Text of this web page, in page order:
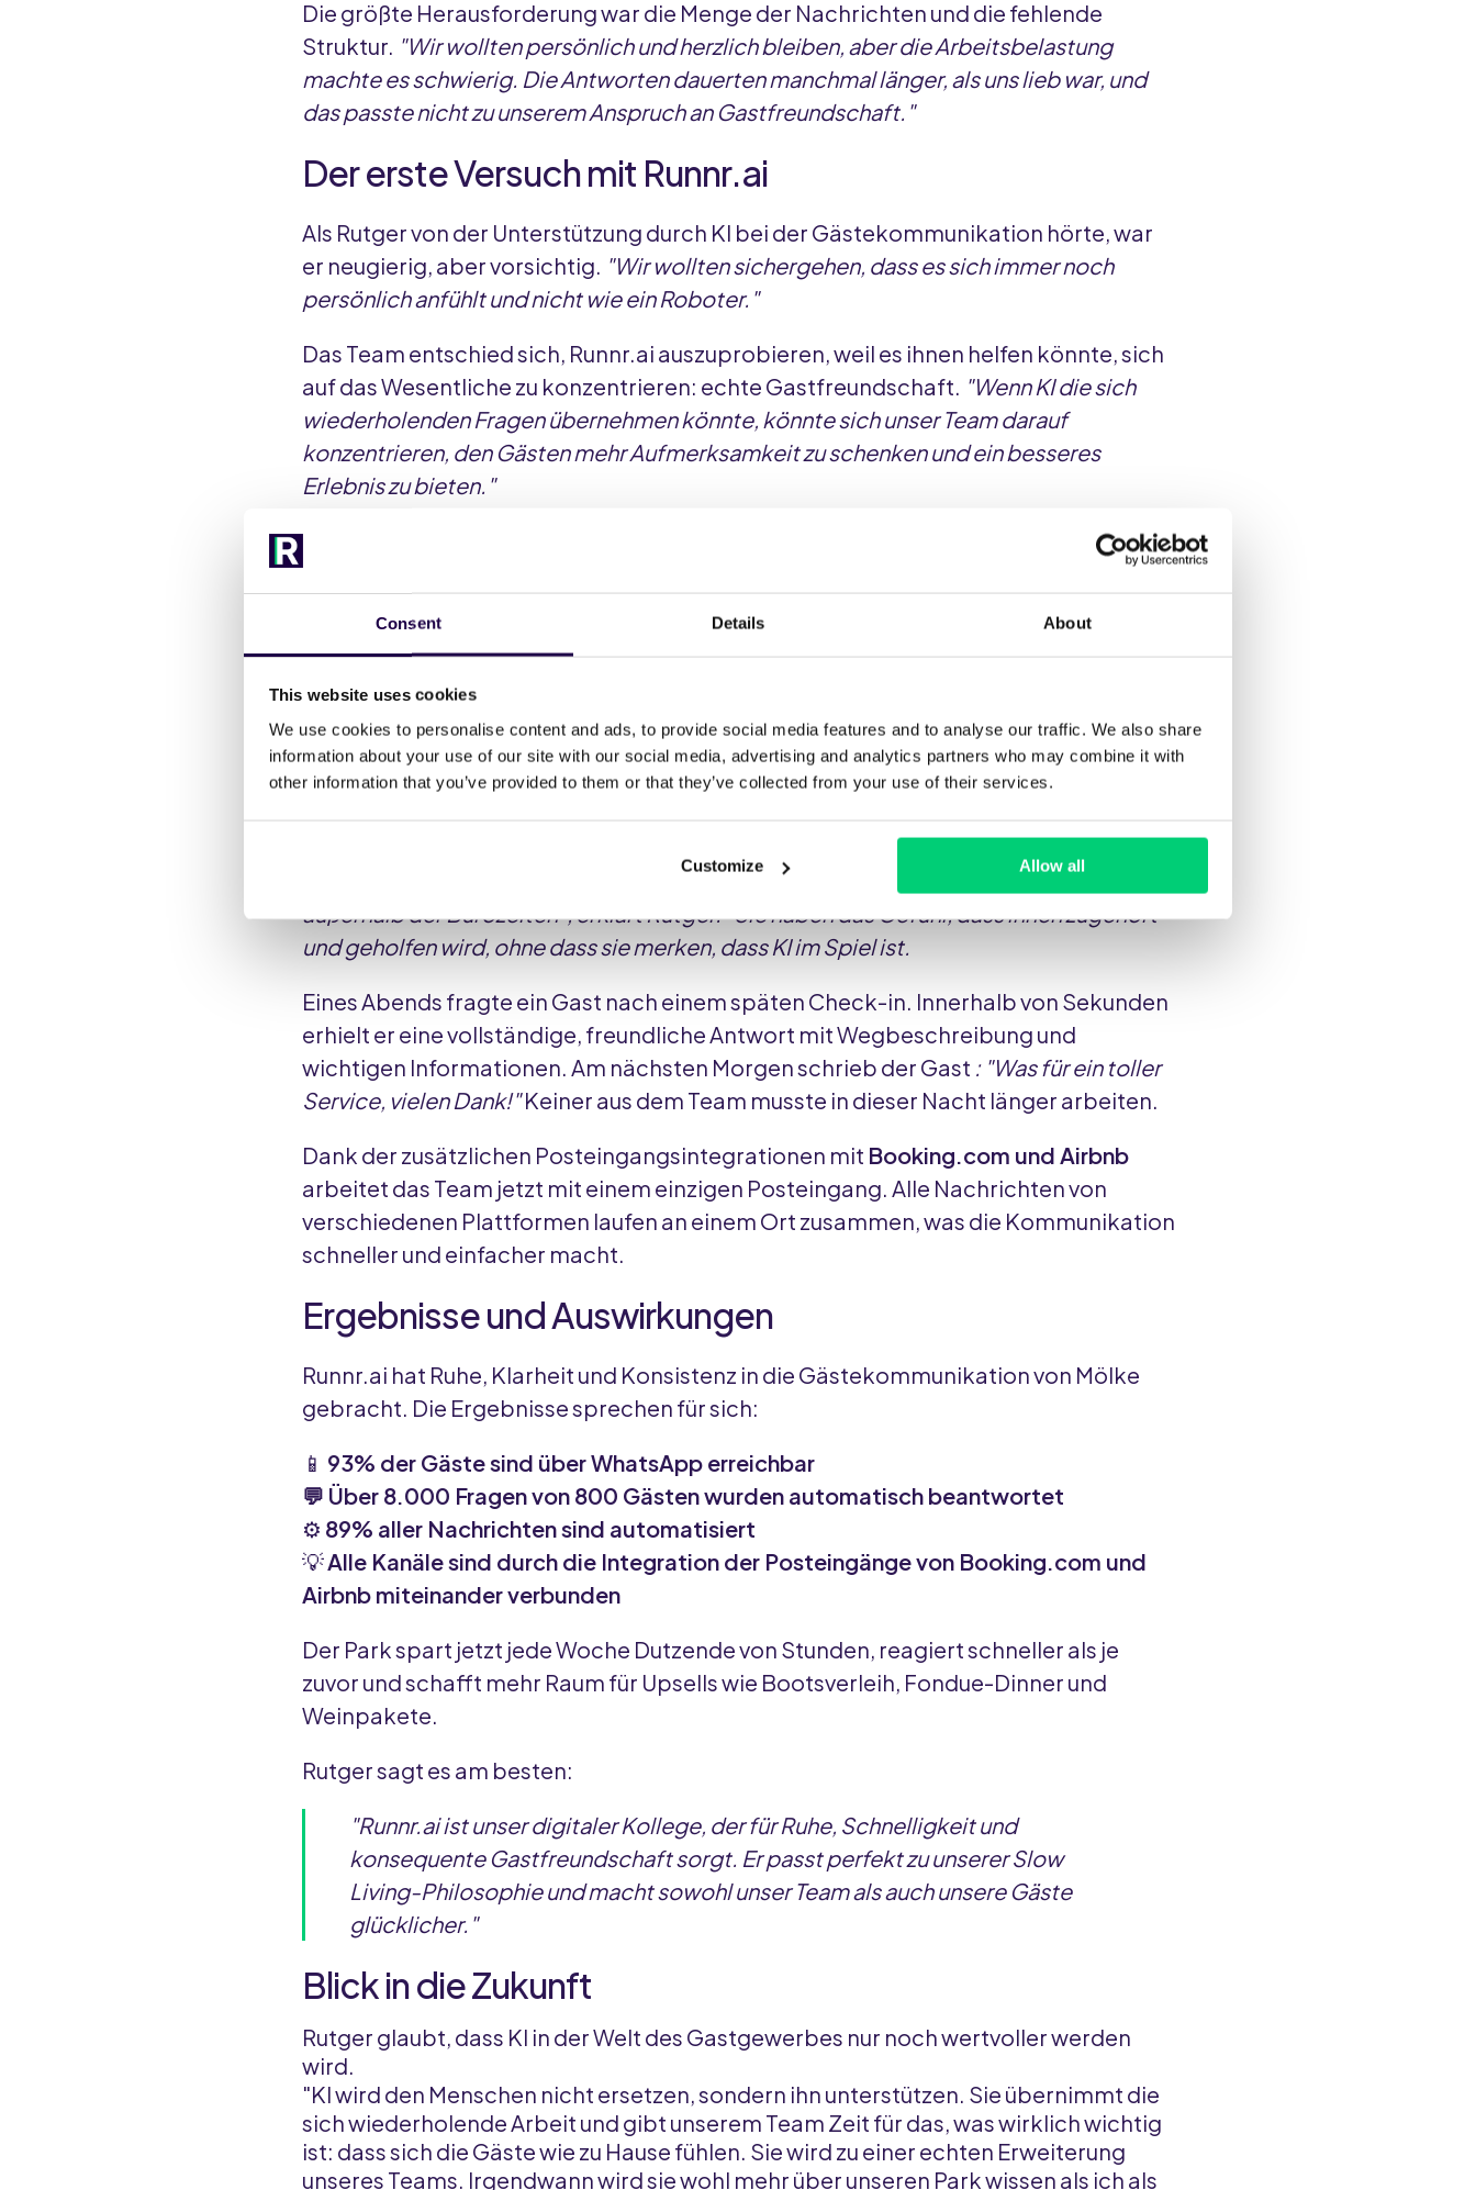
Consent Details About
This website uses cookies
We use cookies to personalise content and ads, to provide social media features and to analyse our traffic. We also share
information about your use of our site with our social media, advertising and analytics partners who may combine it with
other information that you’ve provided to them or that they’ve collected from your use of their services.
Customize Allow all
Die größte Herausforderung war die Menge der Nachrichten und die fehlende
Struktur. "Wir wollten persönlich und herzlich bleiben, aber die Arbeitsbelastung
machte es schwierig. Die Antworten dauerten manchmal länger, als uns lieb war, und
das passte nicht zu unserem Anspruch an Gastfreundschaft."
Der erste Versuch mit Runnr.ai
Als Rutger von der Unterstützung durch KI bei der Gästekommunikation hörte, war
er neugierig, aber vorsichtig. "Wir wollten sichergehen, dass es sich immer noch
persönlich anfühlt und nicht wie ein Roboter."
Das Team entschied sich, Runnr.ai auszuprobieren, weil es ihnen helfen könnte, sich
auf das Wesentliche zu konzentrieren: echte Gastfreundschaft. "Wenn KI die sich
wiederholenden Fragen übernehmen könnte, könnte sich unser Team darauf
konzentrieren, den Gästen mehr Aufmerksamkeit zu schenken und ein besseres
Erlebnis zu bieten."
Der Start verlief reibungslos. "
Gefühl",
"Sie reagierte schneller als erwartet, und schon nach wenigen
Was sich geändert hat
Seit wir Runnr.ai einsetzen, ist die größte Veränderung dieRuhe.
Das Team fühlt sich nicht mehr durch ständige Nachrichten gehetzt. Sie haben mehr
Zeit, um vorauszudenken, kreativ zu sein und unvergessliche Gästeerlebnisse zu
schaffen.
"Die Gäste erhalten jetzt schnelle, freundliche und vollständige Antworten, auch
außerhalb der Bürozeiten", erklärt Rutger. "Sie haben das Gefühl, dass ihnen zugehört
und geholfen wird, ohne dass sie merken, dass KI im Spiel ist.
Eines Abends fragte ein Gast nach einem späten Check-in. Innerhalb von Sekunden
erhielt er eine vollständige, freundliche Antwort mit Wegbeschreibung und
wichtigen Informationen. Am nächsten Morgen schrieb der Gast : "Was für ein toller
Service, vielen Dank!"Keiner aus dem Team musste in dieser Nacht länger arbeiten.
Dank der zusätzlichen Posteingangsintegrationen mit Booking.com und Airbnb
arbeitet das Team jetzt mit einem einzigen Posteingang. Alle Nachrichten von
verschiedenen Plattformen laufen an einem Ort zusammen, was die Kommunikation
schneller und einfacher macht.
Ergebnisse und Auswirkungen
Runnr.ai hat Ruhe, Klarheit und Konsistenz in die Gästekommunikation von Mölke
gebracht. Die Ergebnisse sprechen für sich:
📱 93% der Gäste sind über WhatsApp erreichbar
💬 Über 8.000 Fragen von 800 Gästen wurden automatisch beantwortet
⚙️ 89% aller Nachrichten sind automatisiert
💡Alle Kanäle sind durch die Integration der Posteingänge von Booking.com und
Airbnb miteinander verbunden
Der Park spart jetzt jede Woche Dutzende von Stunden, reagiert schneller als je
zuvor und schafft mehr Raum für Upsells wie Bootsverleih, Fondue-Dinner und
Weinpakete.
Rutger sagt es am besten:
"Runnr.ai ist unser digitaler Kollege, der für Ruhe, Schnelligkeit und
konsequente Gastfreundschaft sorgt. Er passt perfekt zu unserer Slow
Living-Philosophie und macht sowohl unser Team als auch unsere Gäste
glücklicher."
Blick in die Zukunft
Rutger glaubt, dass KI in der Welt des Gastgewerbes nur noch wertvoller werden
wird.
"KI wird den Menschen nicht ersetzen, sondern ihn unterstützen. Sie übernimmt die
sich wiederholende Arbeit und gibt unserem Team Zeit für das, was wirklich wichtig
ist: dass sich die Gäste wie zu Hause fühlen. Sie wird zu einer echten Erweiterung
unseres Teams. Irgendwann wird sie wohl mehr über unseren Park wissen als ich als